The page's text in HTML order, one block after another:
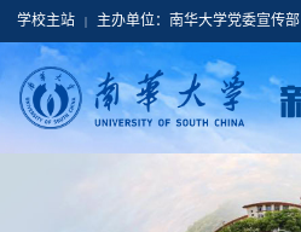
学校主站 | 主办单位：南华大学党委宣传部